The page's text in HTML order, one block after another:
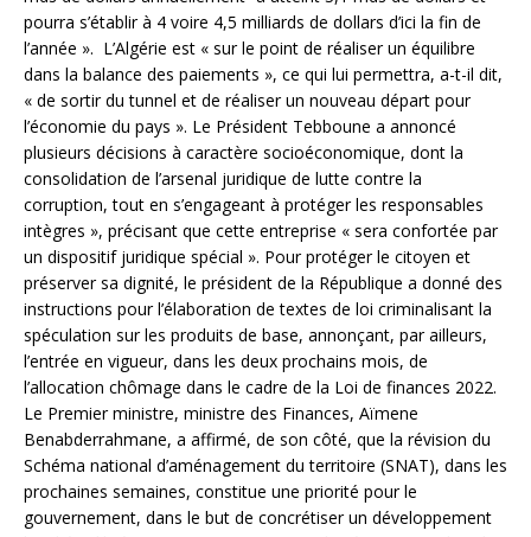
pourra s’établir à 4 voire 4,5 milliards de dollars d’ici la fin de
l’année ». L’Algérie est « sur le point de réaliser un équilibre
dans la balance des paiements », ce qui lui permettra, a-t-il dit,
« de sortir du tunnel et de réaliser un nouveau départ pour
l’économie du pays ». Le Président Tebboune a annoncé
plusieurs décisions à caractère socioéconomique, dont la
consolidation de l’arsenal juridique de lutte contre la
corruption, tout en s’engageant à protéger les responsables
intègres », précisant que cette entreprise « sera confortée par
un dispositif juridique spécial ». Pour protéger le citoyen et
préserver sa dignité, le président de la République a donné des
instructions pour l’élaboration de textes de loi criminalisant la
spéculation sur les produits de base, annonçant, par ailleurs,
l’entrée en vigueur, dans les deux prochains mois, de
l’allocation chômage dans le cadre de la Loi de finances 2022.
Le Premier ministre, ministre des Finances, Aïmene
Benabderrahmane, a affirmé, de son côté, que la révision du
Schéma national d’aménagement du territoire (SNAT), dans les
prochaines semaines, constitue une priorité pour le
gouvernement, dans le but de concrétiser un développement